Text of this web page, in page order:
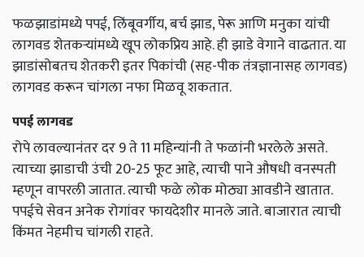
फळझाडांमध्ये पपई, लिंबूवर्गीय, बर्च झाड, पेरू आणि मनुका यांची
लागवड शेतकऱ्यांमध्ये खूप लोकप्रिय आहे. ही झाडे वेगाने वाढतात. या
झाडांसोबतच शेतकरी इतर पिकांची (सह-पीक तंत्रज्ञानासह लागवड)
लागवड करून चांगला नफा मिळवू शकतात.
पपई लागवड
रोपे लावल्यानंतर दर 9 ते 11 महिन्यांनी ते फळांनी भरलेले असते.
त्याच्या झाडाची उंची 20-25 फूट आहे, त्याची पाने औषधी वनस्पती
म्हणून वापरली जातात. त्याची फळे लोक मोठ्या आवडीने खातात.
पपईचे सेवन अनेक रोगांवर फायदेशीर मानले जाते. बाजारात त्याची
किंमत नेहमीच चांगली राहते.